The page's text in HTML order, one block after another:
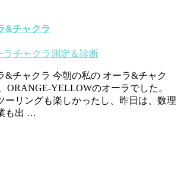
&チャクラ
ラチャクラ測定＆診断
&チャクラ 今朝の私の オーラ&チャク
YELLOWのオーラでした。
ーリングも楽しかったし、昨日は、数理
も出 …